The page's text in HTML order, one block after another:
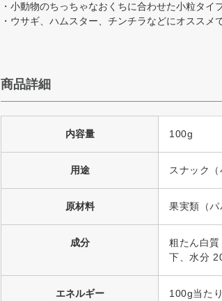
・小動物のちっちゃなおくちに合わせた小粒タイ
・ウサギ、ハムスター、チンチラなどにオススメで
商品詳細
内容量 100g
用途 スナック（
原材料 果実類（
成分
粗たん白
下、水分
エネルギー 100g当た